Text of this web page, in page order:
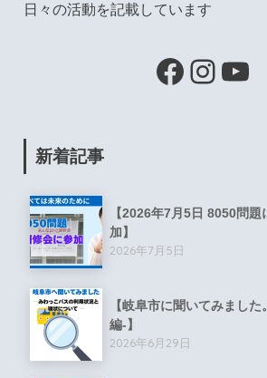
日々の活動を記載しています
新着記事
【2026年7月5日 8050問
加】
2026年7月5日
【岐阜市に聞いてみまし
編-】
2026年6月29日